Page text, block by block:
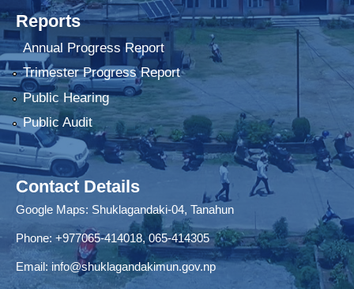
Reports
Annual Progress Report
Trimester Progress Report
Public Hearing
Public Audit
Contact Details
Google Maps: Shuklagandaki-04, Tanahun
Phone: +977065-414018,065-414305
Email: info@shuklagandakimun.gov.np